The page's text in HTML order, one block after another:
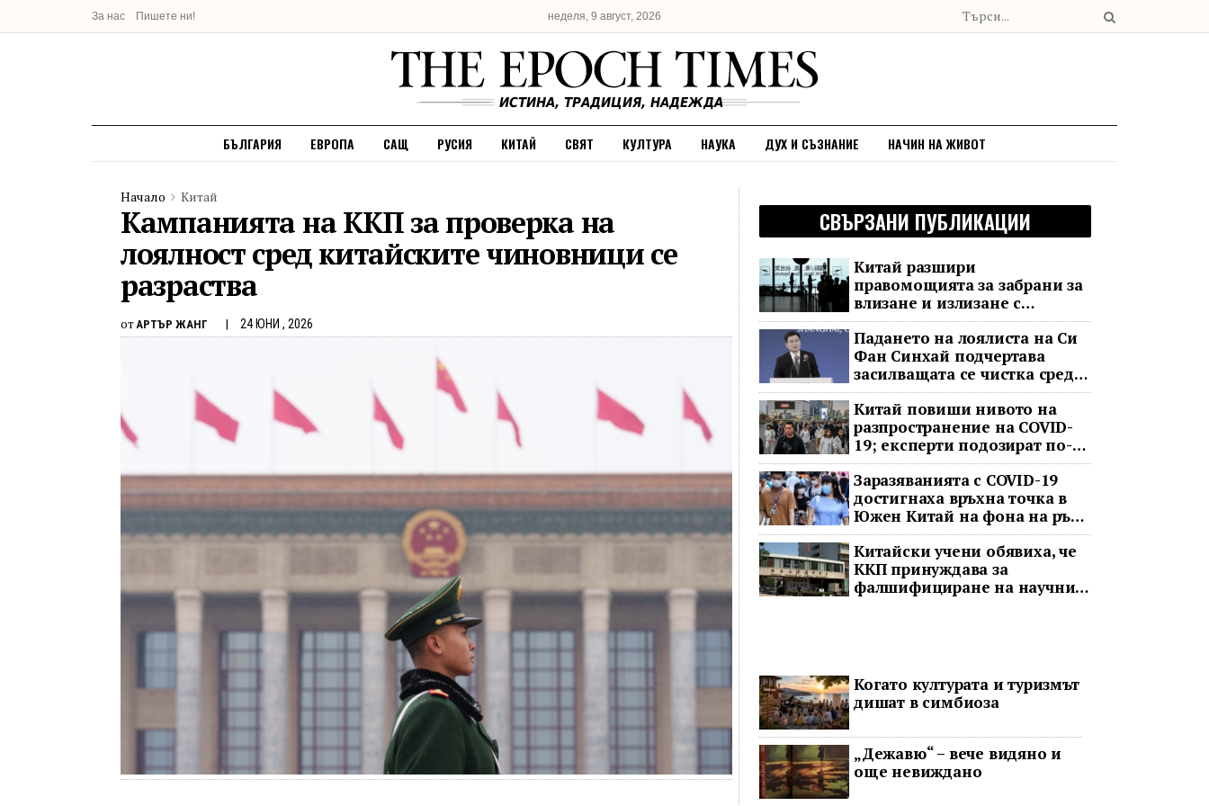
За нас Пишете ни! неделя, 9 август, 2026
БЪЛГАРИЯ ЕВРОПА САЩ РУСИЯ КИТАЙ СВЯТ КУЛТУРА НАУКА ДУХ И СЪЗНАНИЕ НАЧИН НА ЖИВОТ
Начало Китай
Kампанията на ККП за проверка на
лоялност сред китайските чиновници се
разраства
от АРТЪР ЖАНГ 24 ЮНИ , 2026
СВЪРЗАНИ ПУБЛИКАЦИИ
Китай разшири
правомощията за забрани за
влизане и излизане с
всеобхватни нови правила
Падането на лоялиста на Си
Фан Синхай подчертава
засилващата се чистка сред
финансовия елит на Китай
Китай повиши нивото на
разпространение на COVID-
19; експерти подозират по-
тежка ситуация
Заразяванията с COVID-19
достигнаха връхна точка в
Южен Китай на фона на ръст
в цялата страна
Китайски учени обявиха, че
ККП принуждава за
фалшифициране на научни
Когато културата и туризмът
дишат в симбиоза
„Дежавю“ – вече видяно и
още невиждано